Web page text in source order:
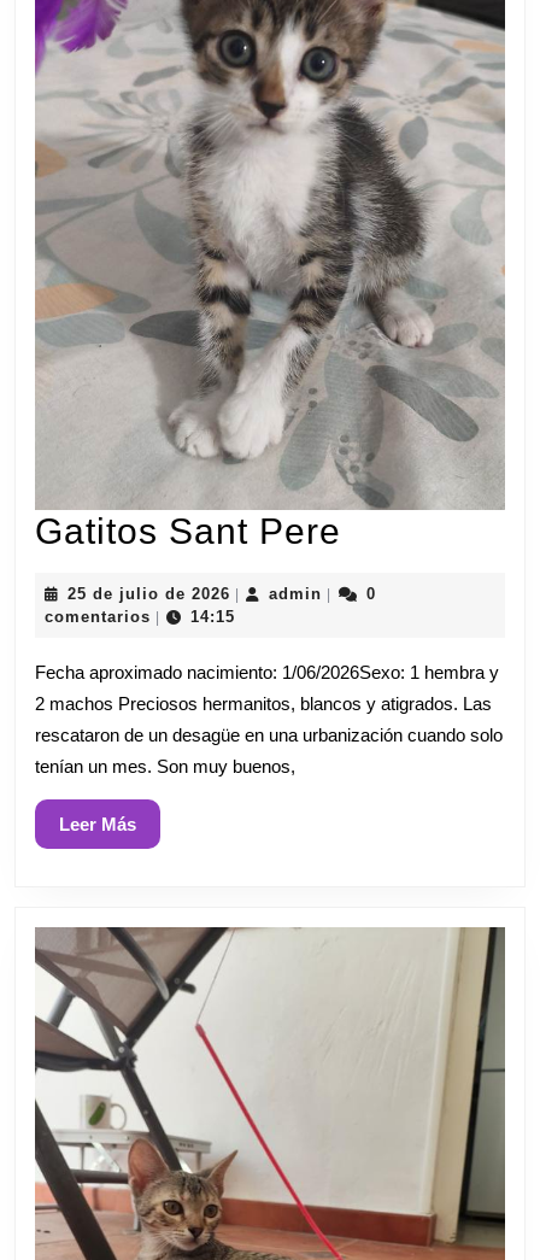
Gatitos Sant Pere
25 de julio de 2026 25
de
de
2026
admin admin
0
comentarios
14:15
Fecha aproximado nacimiento: 1/06/2026Sexo: 1 hembra y
2 machos Preciosos hermanitos, blancos y atigrados. Las
rescataron de un desagüe en una urbanización cuando solo
tenían un mes. Son muy buenos,
Leer MásLeer
Más